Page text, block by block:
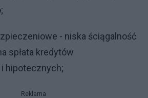
- niska ściągalność
spłata kredytów
hipotecznych;
Reklama